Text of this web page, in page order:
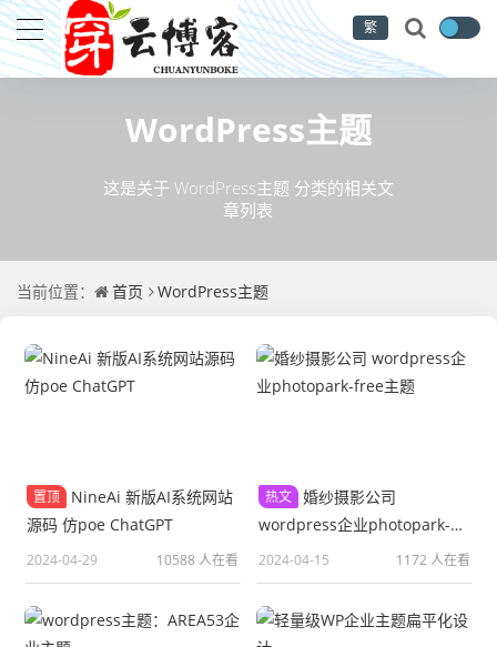
繁
WordPress主题
这是关于 WordPress主题 分类的相关文
章列表
当前位置： 首页 WordPress主题
置顶
NineAi 新版AI系统网站
源码 仿poe ChatGPT
2024-04-29 10588 人在看
热文 婚纱摄影公司
wordpress企业photopark-
free主题
2024-04-15 1172 人在看